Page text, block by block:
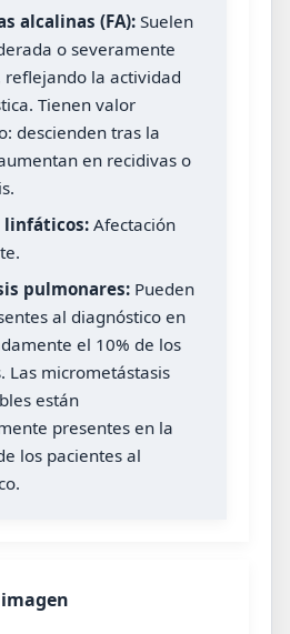
alcalinas (FA):Suelen
o severamente
reflejando la actividad
Tienen valor
descienden tras la
en recidivas o
linfáticos:Afectación
pulmonares:Pueden
al diagnóstico en
el 10% de los
Las micrometástasis
están
presentes en la
los pacientes al